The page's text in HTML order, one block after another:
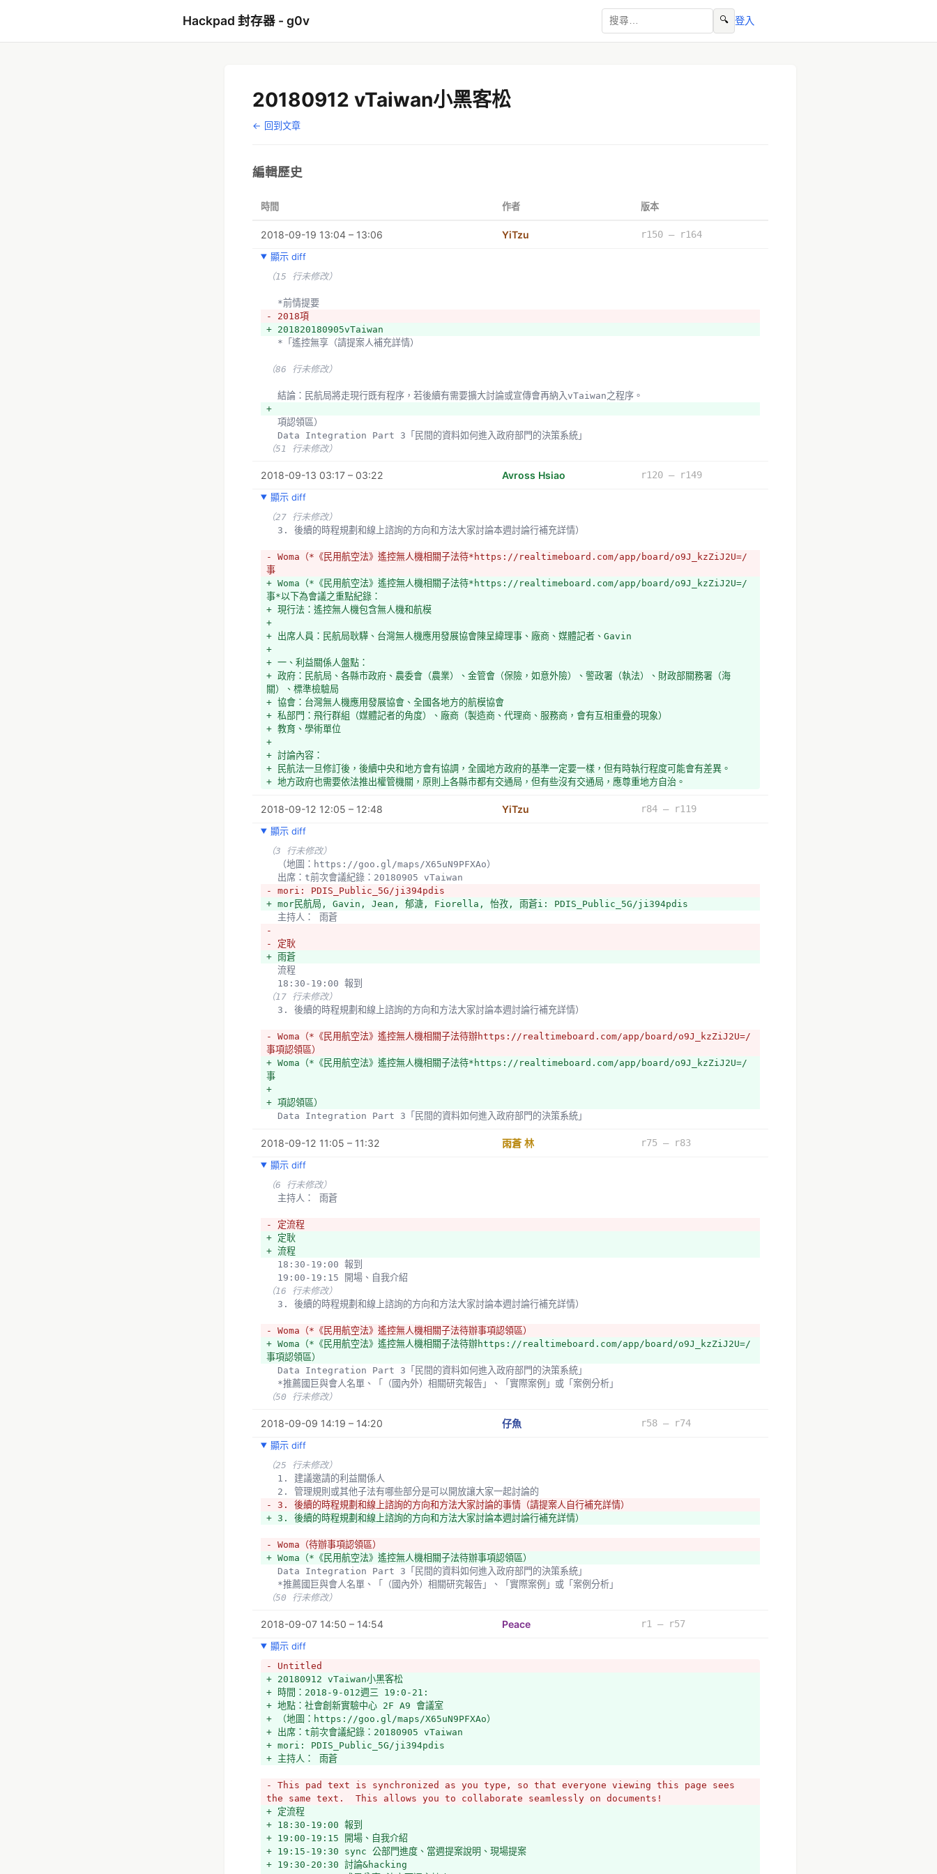
Hackpad 封存器 - g0v 🔍 登入
20180912 vTaiwan小黑客松
← 回到文章
編輯歷史
時間 作者 版本
2018-09-19 13:04 – 13:06 YiTzu
r150 – r164
顯示 diff
（15 行未修改）
  *前情提要
- 2018項
+ 201820180905vTaiwan
  *「遙控無享（請提案人補充詳情）
（86 行未修改）
  結論：民航局將走現行既有程序，若後續有需要擴大討論或宣傳會再納入vTaiwan之程序。
+
  項認領區）
  Data Integration Part 3「民間的資料如何進入政府部門的決策系統」
（51 行未修改）
2018-09-13 03:17 – 03:22 Avross Hsiao
r120 – r149
顯示 diff
（27 行未修改）
  3. 後續的時程規劃和線上諮詢的方向和方法大家討論本週討論行補充詳情）
- Woma（*《民用航空法》遙控無人機相關子法待*https://realtimeboard.com/app/board/o9J_kzZiJ2U=/
事
+ Woma（*《民用航空法》遙控無人機相關子法待*https://realtimeboard.com/app/board/o9J_kzZiJ2U=/
事*以下為會議之重點紀錄：
+ 現行法：遙控無人機包含無人機和航模
+
+ 出席人員：民航局耿驊、台灣無人機應用發展協會陳呈緯理事、廠商、媒體記者、Gavin
+
+ 一、利益關係人盤點：
+ 政府：民航局、各縣市政府、農委會（農業）、金管會（保險，如意外險）、警政署（執法）、財政部關務署（海
關）、標準檢驗局
+ 協會：台灣無人機應用發展協會、全國各地方的航模協會
+ 私部門：飛行群組（媒體記者的角度）、廠商（製造商、代理商、服務商，會有互相重疊的現象）
+ 教育、學術單位
+
+ 討論內容：
+ 民航法一旦修訂後，後續中央和地方會有協調，全國地方政府的基準一定要一樣，但有時執行程度可能會有差異。
+ 地方政府也需要依法推出權管機關，原則上各縣市都有交通局，但有些沒有交通局，應尊重地方自治。
+ 教育部體育署應可推動航模運動。
+ 美國的AMA是民間組織，參加的會員是一種榮譽。可否授權民間單位推廣？
+
+ 二、子法哪些部分是可以開放討論的？
+ 1. 註冊：
+ 行政上的管理，如器材的檢驗、提供基本資料。
+ 風險管理：分為自然人和法人，有不同的操作限制，或因不同操作者而有排除情形。
+         區域劃分：紅區、綠區、黃區
+ 小高（航空玩家、攝影記者）：
+ 我支持飛安，這是前提。肇事者當然要嚴懲。
+ 不理解為什麼航模作為一種玩具，需要用飛行器的規格？
+ 美國AMA舉辦教育訓練，基於自治管理，透過會員方式自治。
+ 美國法院後來認為這些規範危害人民的財產權。
+ 我以喝酒作為例子，酒駕要嚴懲，但我不需要先註冊才可以喝酒或甚至登記酒的庫存？
+ 美國目前只有25公斤以上才有管制。美國規定250公克以上要登記，但目前尚未實施。美國規定飛行速度155公里/時。
+ 穿越機：無人機的形狀、航模的玩法。
+
+ Gavin：
+ 如果已經有母法了，是否可以開放規則讓玩具型的無人機有更多空間？
+ 最近有一個案例，一個小孩在禁航區玩玩具，結果被罰三十萬。
+ 穿越機（航模）和無人機的規管方式和程度應該不同，不應一體適用。
+ 宇庭（工程師）：
+ 現行法是要管無人機的，但參與者多是航模，我覺得應該要增加無人機玩家的參與。
+
+ 民航局：
+ 遙控無人機的定義：只要是遙控且無人的，都會落入。分為有導控（GPS，預計改為導航設備）和無導控，無導控者即
為航空模型。
+ 穿越機為競技型，無導控，故屬航空模型。
+ 航空模型長期都被認為屬娛樂型，故原非屬民航局之範圍，美國亦同。但因應越來越多人玩，美國成立AMA，非經法律
授權而自訂自治公約。
+ 後來有導航裝備流行，造成飛安世界，航空模型也有飛安世界，而後兩者開始匯流，國際間的政府就開始規管，每個國
家管不同。
+ 美國後來規定所有航空器都要註冊，包含航空模型（250克），定有註冊規則和管理規則。
+ 民眾不滿註冊規定，且美國有判例說航空模型屬娛樂，故後來只規定有導航裝備（具有工業、商業價值）。
+ 在台灣，在民航法下處理這個議題，則航空模型也會落入飛安、航空的範圍。
+ 針對250公克以上的航空模型規定應 註冊，主要是基於管理的政策，如瞭解現行有多少航空模型的數量、規格等。
+ 台灣現在規定25公斤以上的航模就需要檢驗。
+ 二度空間可以測速，所以可以針對區域進行管理。
+ 三度空間無法測速，所以無法跟區域掛勾，測速槍也無法測出。雷達測不到無人機，因無人機體積太小。
+ 國際間就有導控跟無導控的規範，之後都一起管理。
+
+ 政府為什麼需要知道每個人有幾台航空模型？
+ 操作證（兩公斤以上自然人要規範，法人就都要規範）是by人的規範。歐盟需要註冊航空模型。
+
+ 民航局：
+ 第一次用自然人憑證或健保卡，獲得帳號後就用憑證。
+ 考試術科：108/7/31-108/12/31允許跳級考，之後不行。109/1/1之後就需要按部就班。
+ 2018/10/4有無人機術科測驗座談會。
+ 註冊的最大目的是教育訓練。
+ 目前正投入與地方政府的協調，且認為先前vTaiwan公開資料已足夠，建議未來等草案出來再討論。
+
+ 目前廠商較少參與的原因包含怕圖利廠商，另一個是對母法失望，所以對子法不抱期待。
+
+ 結論：民航局將走現行既有程序，若後續有需要擴大討論或宣傳會再納入vTaiwan之程序。
  項認領區）
  Data Integration Part 3「民間的資料如何進入政府部門的決策系統」
（51 行未修改）
2018-09-12 12:05 – 12:48 YiTzu
r84 – r119
顯示 diff
（3 行未修改）
  （地圖：https://goo.gl/maps/X65uN9PFXAo）
  出席：t前次會議紀錄：20180905 vTaiwan
- mori: PDIS_Public_5G/ji394pdis
+ mor民航局, Gavin, Jean, 郁溏, Fiorella, 怡孜, 雨蒼i: PDIS_Public_5G/ji394pdis
  主持人： 雨蒼
-
- 定耿
+ 雨蒼
  流程
  18:30-19:00 報到
（17 行未修改）
  3. 後續的時程規劃和線上諮詢的方向和方法大家討論本週討論行補充詳情）
- Woma（*《民用航空法》遙控無人機相關子法待辦https://realtimeboard.com/app/board/o9J_kzZiJ2U=/
事項認領區）
+ Woma（*《民用航空法》遙控無人機相關子法待*https://realtimeboard.com/app/board/o9J_kzZiJ2U=/
事
+
+ 項認領區）
  Data Integration Part 3「民間的資料如何進入政府部門的決策系統」
（50 行未修改）
2018-09-12 11:05 – 11:32 雨蒼 林
r75 – r83
顯示 diff
（6 行未修改）
  主持人： 雨蒼
- 定流程
+ 定耿
+ 流程
  18:30-19:00 報到
  19:00-19:15 開場、自我介紹
（16 行未修改）
  3. 後續的時程規劃和線上諮詢的方向和方法大家討論本週討論行補充詳情）
- Woma（*《民用航空法》遙控無人機相關子法待辦事項認領區）
+ Woma（*《民用航空法》遙控無人機相關子法待辦https://realtimeboard.com/app/board/o9J_kzZiJ2U=/
事項認領區）
  Data Integration Part 3「民間的資料如何進入政府部門的決策系統」
  *推薦國巨與會人名單、「（國內外）相關研究報告」、「實際案例」或「案例分析」
（50 行未修改）
2018-09-09 14:19 – 14:20 仔魚
r58 – r74
顯示 diff
（25 行未修改）
  1. 建議邀請的利益關係人
  2. 管理規則或其他子法有哪些部分是可以開放讓大家一起討論的
- 3. 後續的時程規劃和線上諮詢的方向和方法大家討論的事情（請提案人自行補充詳情）
+ 3. 後續的時程規劃和線上諮詢的方向和方法大家討論本週討論行補充詳情）
- Woma（待辦事項認領區）
+ Woma（*《民用航空法》遙控無人機相關子法待辦事項認領區）
  Data Integration Part 3「民間的資料如何進入政府部門的決策系統」
  *推薦國巨與會人名單、「（國內外）相關研究報告」、「實際案例」或「案例分析」
（50 行未修改）
2018-09-07 14:50 – 14:54 Peace
r1 – r57
顯示 diff
- Untitled
+ 20180912 vTaiwan小黑客松
+ 時間：2018-9-012週三 19:0-21:
+ 地點：社會創新實驗中心 2F A9 會議室
+ （地圖：https://goo.gl/maps/X65uN9PFXAo）
+ 出席：t前次會議紀錄：20180905 vTaiwan
+ mori: PDIS_Public_5G/ji394pdis
+ 主持人： 雨蒼
- This pad text is synchronized as you type, so that everyone viewing this page sees
the same text.  This allows you to collaborate seamlessly on documents!
+ 定流程
+ 18:30-19:00 報到
+ 19:00-19:15 開場、自我介紹
+ 19:15-19:30 sync 公部門進度、當週提案說明、現場提案
+ 19:30-20:30 討論&hacking